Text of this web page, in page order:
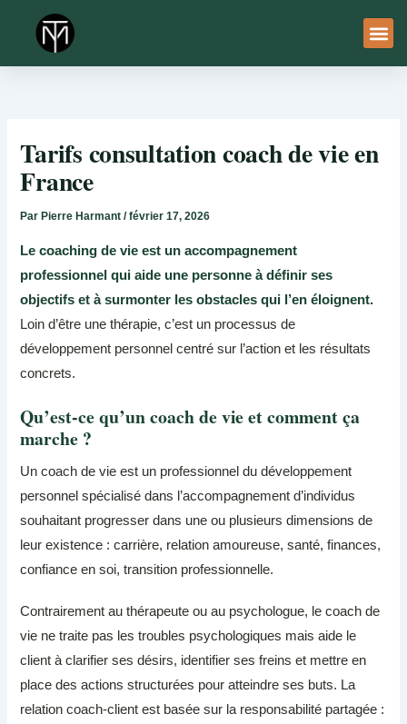
contenu
Tarifs consultation coach de vie en
France
Par Pierre Harmant/février 17, 2026
Le coaching de vie est un accompagnement
professionnel qui aide une personne à définir ses
objectifs et à surmonter les obstacles qui l’en éloignent.
Loin d’être une thérapie, c’est un processus de
développement personnel centré sur l’action et les résultats
concrets.
Qu’est-ce qu’un coach de vie et comment ça
marche ?
Un coach de vie est un professionnel du développement
personnel spécialisé dans l’accompagnement d’individus
souhaitant progresser dans une ou plusieurs dimensions de
leur existence : carrière, relation amoureuse, santé, finances,
confiance en soi, transition professionnelle.
Contrairement au thérapeute ou au psychologue, le coach de
vie ne traite pas les troubles psychologiques mais aide le
client à clarifier ses désirs, identifier ses freins et mettre en
place des actions structurées pour atteindre ses buts. La
relation coach-client est basée sur la responsabilité partagée :